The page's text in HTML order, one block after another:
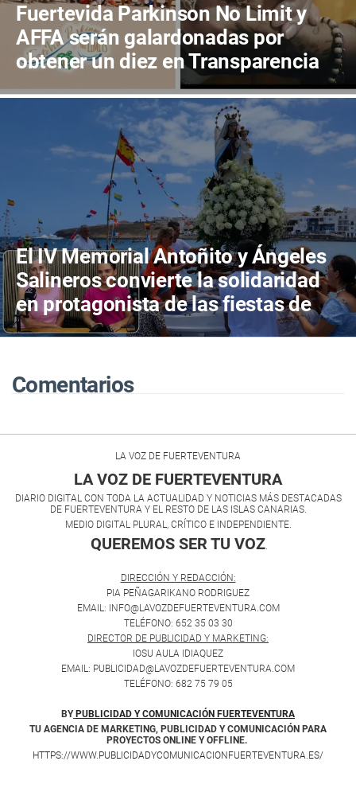
Fuertevida Parkinson No Limit y
AFFA serán galardonadas por
obtener un diez en Transparencia
en Canarias
El IV Memorial Antoñito y Ángeles
Salineros convierte la solidaridad
en protagonista de las fiestas de
Las Salinas del Carmen
Comentarios
LA VOZ DE FUERTEVENTURA
LA VOZ DE FUERTEVENTURA
DIARIO DIGITAL CON TODA LA ACTUALIDAD Y NOTICIAS MÁS DESTACADAS
DE FUERTEVENTURA Y EL RESTO DE LAS ISLAS CANARIAS.
MEDIO DIGITAL PLURAL, CRÍTICO E INDEPENDIENTE.
QUEREMOS SER TU VOZ.
DIRECCIÓN Y REDACCIÓN:
PIA PEÑAGARIKANO RODRIGUEZ
EMAIL: INFO@LAVOZDEFUERTEVENTURA.COM
TELÉFONO: 652 35 03 30
DIRECTOR DE PUBLICIDAD Y MARKETING:
IOSU AULA IDIAQUEZ
EMAIL: PUBLICIDAD@LAVOZDEFUERTEVENTURA.COM
TELÉFONO: 682 75 79 05
BY PUBLICIDAD Y COMUNICACIÓN FUERTEVENTURA
TU AGENCIA DE MARKETING, PUBLICIDAD Y COMUNICACIÓN PARA
PROYECTOS ONLINE Y OFFLINE.
HTTPS://WWW.PUBLICIDADYCOMUNICACIONFUERTEVENTURA.ES/